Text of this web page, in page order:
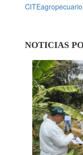
CITEagropecuario
NOTICIAS